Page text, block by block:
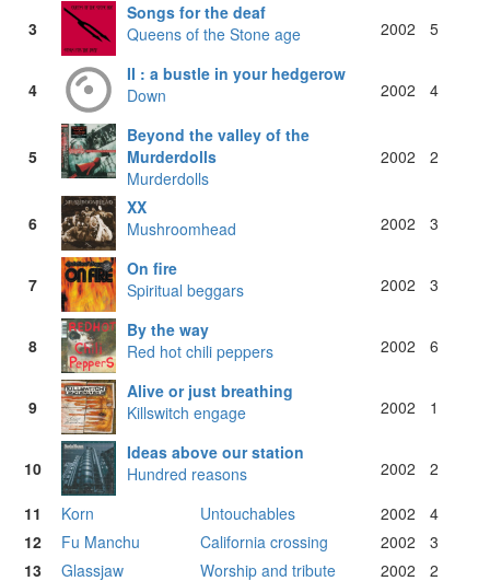
3
Songs for the deaf
Queens of the Stone age
2002 5
4
II : a bustle in your hedgerow
Down
2002 4
5
Beyond the valley of the
Murderdolls
Murderdolls
2002 2
6
XX
Mushroomhead
2002 3
7
On fire
Spiritual beggars
2002 3
8
By the way
Red hot chili peppers
2002 6
9
Alive or just breathing
Killswitch engage
2002 1
10
Ideas above our station
Hundred reasons
2002 2
11 Korn Untouchables 2002
4
12
Fu Manchu California crossing 2002
3
13
Glassjaw Worship and tribute 2002
2